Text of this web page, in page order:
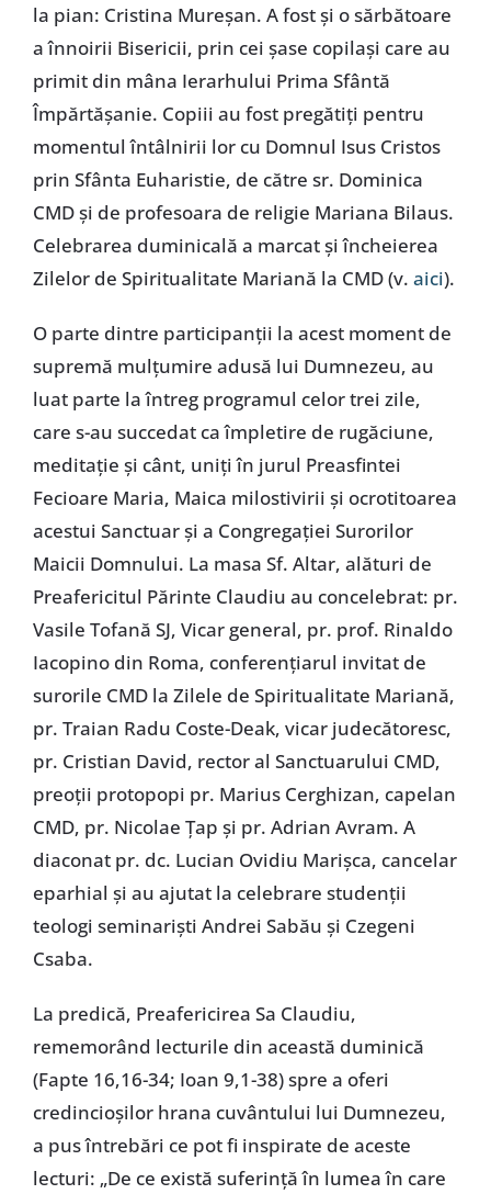
la pian: Cristina Mureșan. A fost și o sărbătoare
a înnoirii Bisericii, prin cei șase copilași care au
primit din mâna Ierarhului Prima Sfântă
Împărtășanie. Copiii au fost pregătiți pentru
momentul întâlnirii lor cu Domnul Isus Cristos
prin Sfânta Euharistie, de către sr. Dominica
CMD și de profesoara de religie Mariana Bilaus.
Celebrarea duminicală a marcat și încheierea
Zilelor de Spiritualitate Mariană la CMD (v. aici).
O parte dintre participanții la acest moment de
supremă mulțumire adusă lui Dumnezeu, au
luat parte la întreg programul celor trei zile,
care s-au succedat ca împletire de rugăciune,
meditație și cânt, uniți în jurul Preasfintei
Fecioare Maria, Maica milostivirii și ocrotitoarea
acestui Sanctuar și a Congregației Surorilor
Maicii Domnului. La masa Sf. Altar, alături de
Preafericitul Părinte Claudiu au concelebrat: pr.
Vasile Tofană SJ, Vicar general, pr. prof. Rinaldo
Iacopino din Roma, conferențiarul invitat de
surorile CMD la Zilele de Spiritualitate Mariană,
pr. Traian Radu Coste-Deak, vicar judecătoresc,
pr. Cristian David, rector al Sanctuarului CMD,
preoții protopopi pr. Marius Cerghizan, capelan
CMD, pr. Nicolae Țap și pr. Adrian Avram. A
diaconat pr. dc. Lucian Ovidiu Marișca, cancelar
eparhial și au ajutat la celebrare studenții
teologi seminariști Andrei Sabău și Czegeni
Csaba.
La predică, Preafericirea Sa Claudiu,
rememorând lecturile din această duminică
(Fapte 16,16-34; Ioan 9,1-38) spre a oferi
credincioșilor hrana cuvântului lui Dumnezeu,
a pus întrebări ce pot fi inspirate de aceste
lecturi: „De ce există suferință în lumea în care